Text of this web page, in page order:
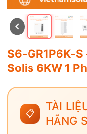
S6-GR1P6K-
Solis 6KW 1
📋
TÀI
HÃNG